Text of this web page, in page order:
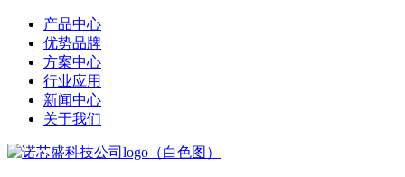
产品中心
优势品牌
方案中心
行业应用
新闻中心
关于我们